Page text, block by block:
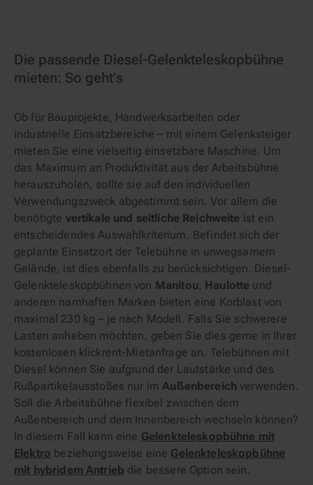
Die passende Diesel-Gelenkteleskopbühne
mieten: So geht’s
Ob für Bauprojekte, Handwerksarbeiten oder
industrielle Einsatzbereiche – mit einem Gelenksteiger
mieten Sie eine vielseitig einsetzbare Maschine. Um
das Maximum an Produktivität aus der Arbeitsbühne
herauszuholen, sollte sie auf den individuellen
Verwendungszweck abgestimmt sein. Vor allem die
benötigte vertikale und seitliche Reichweite ist ein
entscheidendes Auswahlkriterium. Befindet sich der
geplante Einsatzort der Telebühne in unwegsamem
Gelände, ist dies ebenfalls zu berücksichtigen. Diesel-
Gelenkteleskopbühnen von Manitou, Haulotte und
anderen namhaften Marken bieten eine Korblast von
maximal 230 kg – je nach Modell. Falls Sie schwerere
Lasten anheben möchten, geben Sie dies gerne in Ihrer
kostenlosen klickrent-Mietanfrage an. Telebühnen mit
Diesel können Sie aufgrund der Lautstärke und des
Rußpartikelausstoßes nur imAußenbereich verwenden.
Soll die Arbeitsbühne flexibel zwischen dem
Außenbereich und dem Innenbereich wechseln können?
In diesem Fall kann eine Gelenkteleskopbühne mit
Elektro beziehungsweise eine Gelenkteleskopbühne
mit hybridem Antrieb die bessere Option sein.